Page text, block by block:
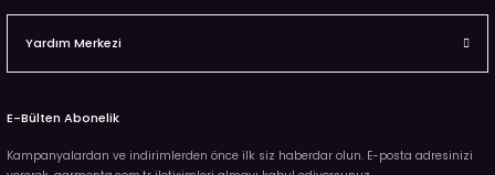
Yardım Merkezi
E-Bülten Abonelik
Kampanyalardan ve indirimlerden önce ilk siz haberdar olun. E-posta adresinizi